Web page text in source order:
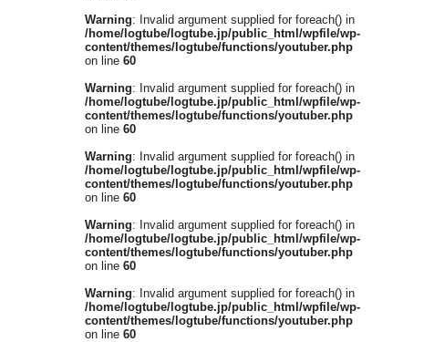
Warning: Invalid argument supplied for foreach() in
/home/logtube/logtube.jp/public_html/wpfile/wp-
content/themes/logtube/functions/youtuber.php
on line 60
Warning: Invalid argument supplied for foreach() in
/home/logtube/logtube.jp/public_html/wpfile/wp-
content/themes/logtube/functions/youtuber.php
on line 60
Warning: Invalid argument supplied for foreach() in
/home/logtube/logtube.jp/public_html/wpfile/wp-
content/themes/logtube/functions/youtuber.php
on line 60
Warning: Invalid argument supplied for foreach() in
/home/logtube/logtube.jp/public_html/wpfile/wp-
content/themes/logtube/functions/youtuber.php
on line 60
Warning: Invalid argument supplied for foreach() in
/home/logtube/logtube.jp/public_html/wpfile/wp-
content/themes/logtube/functions/youtuber.php
on line 60